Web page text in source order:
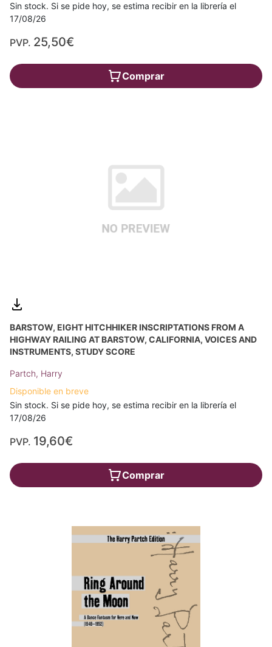
Sin stock. Si se pide hoy, se estima recibir en la librería el
17/08/26
PVP. 25,50€
Comprar
BARSTOW, EIGHT HITCHHIKER INSCRIPTATIONS FROM A
HIGHWAY RAILING AT BARSTOW, CALIFORNIA, VOICES AND
INSTRUMENTS, STUDY SCORE
Partch, Harry
Disponible en breve
Sin stock. Si se pide hoy, se estima recibir en la librería el
17/08/26
PVP. 19,60€
Comprar